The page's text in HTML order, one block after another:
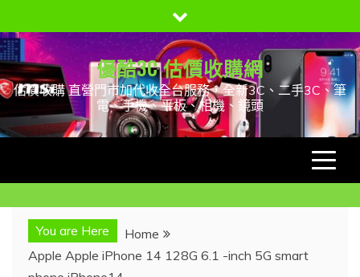
to
content
優酷3C 估價收購網
估價收購 直營門市加代收全台服務，全新3C、二手3C、筆
電、手機、平板、相機、鏡頭
You are Here
Home
Apple Apple iPhone 14 128G 6.1 -inch 5G smart